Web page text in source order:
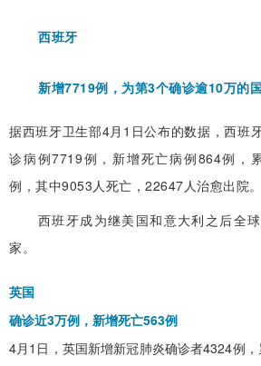
西班牙
新增7719例，为第3个确诊逾10万的
据西班牙卫生部4月1日公布的数据，西班
诊病例7719例，新增死亡病例864例，
例，其中9053人死亡，22647人治愈出院。
西班牙成为继美国和意大利之后全
家。
英国
确诊近3万例 ，新增死亡563例
4月1日，英国新增新冠肺炎确诊者4324例